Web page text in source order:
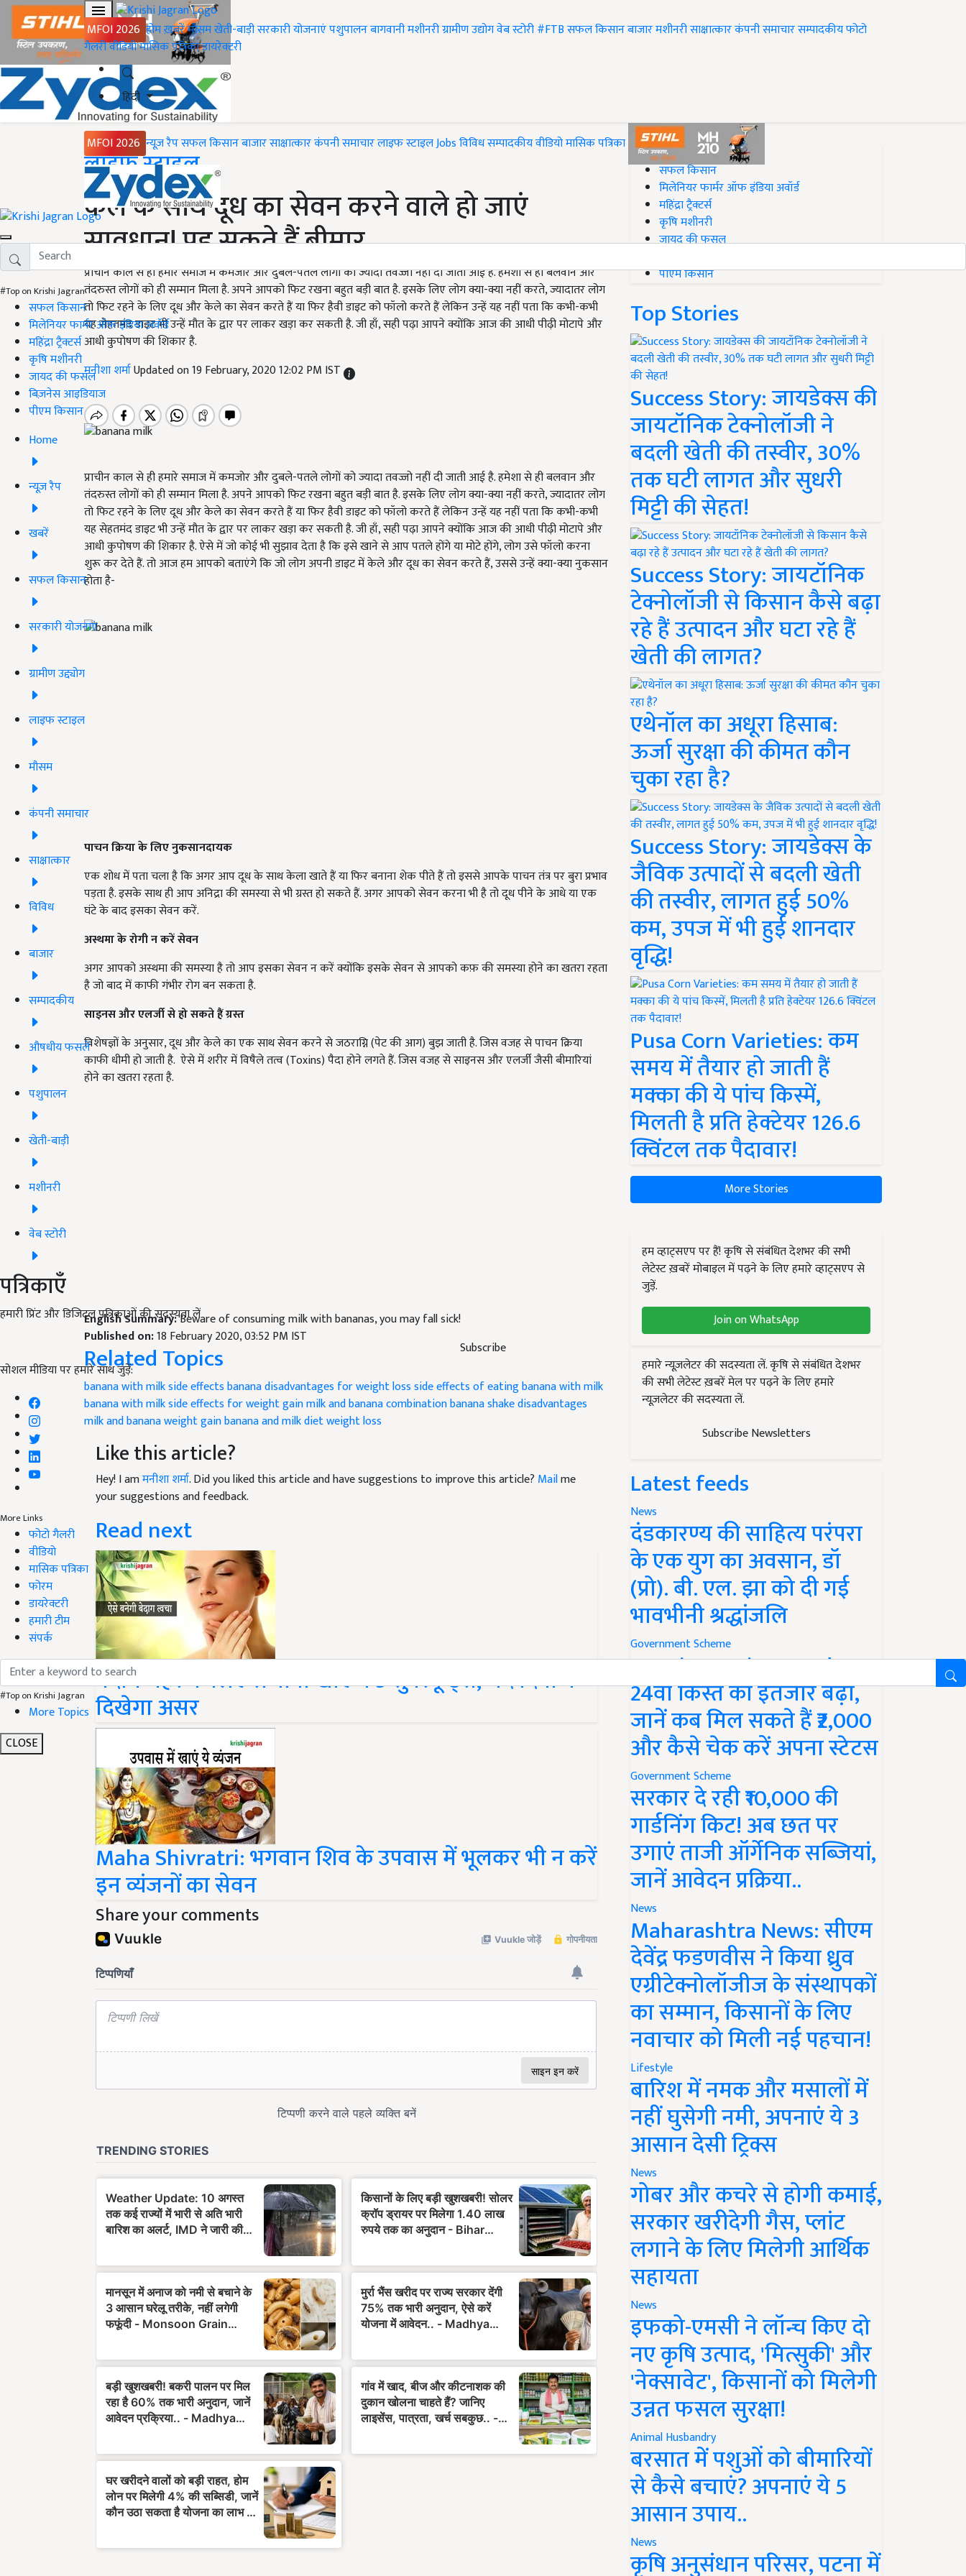
MFOI 2026 होमख़बरेंमौसमखेती-बाड़ीसरकारी योजनाएंपशुपालनबागवानीमशीनरीग्रामीण उद्योगवेब स्टोरी#FTBसफल किसानबाजारमशीनरीसाक्षात्कारकंपनी समाचारसम्पादकीयफोटो
गैलरीवीडियोमासिक पत्रिकाडायरेक्टरी
हिंदी
MFOI 2026 न्यूज़ रैपसफल किसानबाजारसाक्षात्कारकंपनी समाचारलाइफ स्टाइलJobsविविधसम्पादकीयवीडियोमासिक पत्रिका
#Top on Krishi Jagran
सफल किसान
मिलेनियर फार्मर ऑफ इंडिया अवॉर्ड
महिंद्रा ट्रैक्टर्स
कृषि मशीनरी
जायद की फसल
बिज़नेस आइडियाज
पीएम किसान
Home
न्यूज़ रैप
खबरें
सफल किसान
सरकारी योजनाएं
ग्रामीण उद्द्योग
लाइफ स्टाइल
मौसम
कंपनी समाचार
साक्षात्कार
विविध
बाजार
सम्पादकीय
औषधीय फसलें
पशुपालन
खेती-बाड़ी
मशीनरी
वेब स्टोरी
पत्रिकाएँ
हमारी प्रिंट और डिजिटल पत्रिकाओं की सदस्यता लें
Subscribe
सोशल मीडिया पर हमारे साथ जुड़ें:
More Links
फोटो गैलरी
वीडियो
मासिक पत्रिका
फोरम
डायरेक्टरी
हमारी टीम
संपर्क
#Top on Krishi Jagran
More Topics
CLOSE
Home
लाइफ स्टाइल
केले के साथ दूध का सेवन करने वाले हो जाएं
सावधान! पड़ सकते हैं बीमार
प्राचीन काल से ही हमारे समाज में कमजोर और दुबले-पतले लोगों को ज्यादा तवज्जो नहीं दी जाती आई है. हमेशा से ही बलवान और
तंदरुस्त लोगों को ही सम्मान मिला है. अपने आपको फिट रखना बहुत बड़ी बात है. इसके लिए लोग क्या-क्या नहीं करते, ज्यादातर लोग
तो फिट रहने के लिए दूध और केले का सेवन करते हैं या फिर हैवी डाइट को फॉलो करते हैं लेकिन उन्हें यह नहीं पता कि कभी-कभी
यह सेहतमंद डाइट भी उन्हें मौत के द्वार पर लाकर खड़ा कर सकती है. जी हाँ, सही पढ़ा आपने क्योंकि आज की आधी पीढ़ी मोटापे और
आधी कुपोषण की शिकार है.
मनीशा शर्माUpdated on 19 February, 2020 12:02 PM IST
प्राचीन काल से ही हमारे समाज में कमजोर और दुबले-पतले लोगों को ज्यादा तवज्जो नहीं दी जाती आई है. हमेशा से ही बलवान और
तंदरुस्त लोगों को ही सम्मान मिला है. अपने आपको फिट रखना बहुत बड़ी बात है. इसके लिए लोग क्या-क्या नहीं करते, ज्यादातर लोग
तो फिट रहने के लिए दूध और केले का सेवन करते हैं या फिर हैवी डाइट को फॉलो करते हैं लेकिन उन्हें यह नहीं पता कि कभी-कभी
यह सेहतमंद डाइट भी उन्हें मौत के द्वार पर लाकर खड़ा कर सकती है. जी हाँ, सही पढ़ा आपने क्योंकि आज की आधी पीढ़ी मोटापे और
आधी कुपोषण की शिकार है. ऐसे में जो कोई भी सुझाव देता है कि इसे खाने से आप पतले होंगे या मोटे होंगे, लोग उसे फॉलो करना
शुरू कर देते हैं. तो आज हम आपको बताएंगे कि जो लोग अपनी डाइट में केले और दूध का सेवन करते हैं, उससे उन्हें क्या-क्या नुकसान
होता है-
पाचन क्रिया के लिए नुकसानदायक
एक शोध में पता चला है कि अगर आप दूध के साथ केला खाते हैं या फिर बनाना शेक पीते हैं तो इससे आपके पाचन तंत्र पर बुरा प्रभाव
पड़ता है. इसके साथ ही आप अनिद्रा की समस्या से भी ग्रस्त हो सकते हैं. अगर आपको सेवन करना भी है तो दूध पीने के आधे या एक
घंटे के बाद इसका सेवन करें.
अस्थमा के रोगी न करें सेवन
अगर आपको अस्थमा की समस्या है तो आप इसका सेवन न करें क्योंकि इसके सेवन से आपको कफ़ की समस्या होने का खतरा रहता
है जो बाद में काफी गंभीर रोग बन सकता है.
साइनस और एलर्जी से हो सकते हैं ग्रस्त
विशेषज्ञों के अनुसार, दूध और केले का एक साथ सेवन करने से जठराग्नि (पेट की आग) बुझ जाती है. जिस वजह से पाचन क्रिया
काफी धीमी हो जाती है. ऐसे में शरीर में विषैले तत्व (Toxins) पैदा होने लगते हैं. जिस वजह से साइनस और एलर्जी जैसी बीमारियां
होने का खतरा रहता है.
English Summary:Beware of consuming milk with bananas, you may fall sick!
Published on:18 February 2020, 03:52 PM IST
Related Topics
banana with milk side effectsbanana disadvantages for weight lossside effects of eating banana with milk
banana with milk side effects for weight gainmilk and banana combinationbanana shake disadvantages
milk and banana weight gainbanana and milk diet weight loss
Like this article?
Hey! I amमनीशा शर्मा. Did you liked this article and have suggestions to improve this article? Mailme
your suggestions and feedback.
Read next
बेदाग चेहरे के लिए रोजाना खाएं ये 5 सुपरफूड्स, चंद दिनों में
दिखेगा असर
Maha Shivratri: भगवान शिव के उपवास में भूलकर भी न करें
इन व्यंजनों का सेवन
Share your comments
#Top on Krishi Jagran
सफल किसान
मिलेनियर फार्मर ऑफ इंडिया अवॉर्ड
महिंद्रा ट्रैक्टर्स
कृषि मशीनरी
जायद की फसल
पीएम किसान
Top Stories
Success Story: जायडेक्स की
जायटॉनिक टेक्नोलॉजी ने
बदली खेती की तस्वीर, 30%
तक घटी लागत और सुधरी
मिट्टी की सेहत!
Success Story: जायटॉनिक
टेक्नोलॉजी से किसान कैसे बढ़ा
रहे हैं उत्पादन और घटा रहे हैं
खेती की लागत?
एथेनॉल का अधूरा हिसाब:
ऊर्जा सुरक्षा की कीमत कौन
चुका रहा है?
Success Story: जायडेक्स के
जैविक उत्पादों से बदली खेती
की तस्वीर, लागत हुई 50%
कम, उपज में भी हुई शानदार
वृद्धि!
Pusa Corn Varieties: कम
समय में तैयार हो जाती हैं
मक्का की ये पांच किस्में,
मिलती है प्रति हेक्टेयर 126.6
क्विंटल तक पैदावार!
More Stories
हम व्हाट्सएप पर हैं! कृषि से संबंधित देशभर की सभी
लेटेस्ट ख़बरें मोबाइल में पढ़ने के लिए हमारे व्हाट्सएप से
जुड़ें.
Join on WhatsApp
हमारे न्यूज़लेटर की सदस्यता लें. कृषि से संबंधित देशभर
की सभी लेटेस्ट ख़बरें मेल पर पढ़ने के लिए हमारे
न्यूज़लेटर की सदस्यता लें.
Subscribe Newsletters
Latest feeds
News
दंडकारण्य की साहित्य परंपरा
के एक युग का अवसान, डॉ
(प्रो). बी. एल. झा को दी गई
भावभीनी श्रद्धांजलि
Government Scheme
PM Kisan Yojana Update:
24वीं किस्त का इंतजार बढ़ा,
जानें कब मिल सकते हैं ₹2,000
और कैसे चेक करें अपना स्टेटस
Government Scheme
सरकार दे रही ₹10,000 की
गार्डनिंग किट! अब छत पर
उगाएं ताजी ऑर्गेनिक सब्जियां,
जानें आवेदन प्रक्रिया..
News
Maharashtra News: सीएम
देवेंद्र फडणवीस ने किया ध्रुव
एग्रीटेक्नोलॉजीज के संस्थापकों
का सम्मान, किसानों के लिए
नवाचार को मिली नई पहचान!
Lifestyle
बारिश में नमक और मसालों में
नहीं घुसेगी नमी, अपनाएं ये 3
आसान देसी ट्रिक्स
News
गोबर और कचरे से होगी कमाई,
सरकार खरीदेगी गैस, प्लांट
लगाने के लिए मिलेगी आर्थिक
सहायता
News
इफको-एमसी ने लॉन्च किए दो
नए कृषि उत्पाद, 'मित्सुकी' और
'नेक्सावेट', किसानों को मिलेगी
उन्नत फसल सुरक्षा!
Animal Husbandry
बरसात में पशुओं को बीमारियों
से कैसे बचाएं? अपनाएं ये 5
आसान उपाय..
News
कृषि अनुसंधान परिसर, पटना में